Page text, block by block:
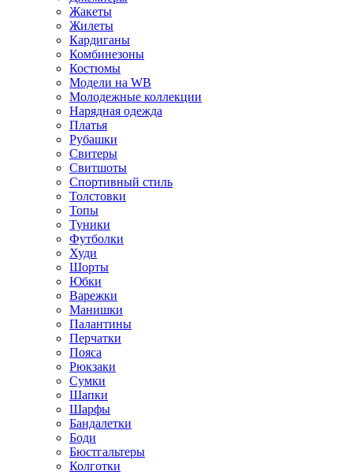
Жакеты
Жилеты
Кардиганы
Комбинезоны
Костюмы
Модели на WB
Молодежные коллекции
Нарядная одежда
Платья
Рубашки
Свитеры
Свитшоты
Спортивный стиль
Толстовки
Топы
Туники
Футболки
Худи
Шорты
Юбки
Варежки
Манишки
Палантины
Перчатки
Пояса
Рюкзаки
Сумки
Шапки
Шарфы
Бандалетки
Боди
Бюстгальтеры
Колготки